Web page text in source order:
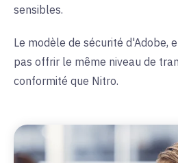
sensibles.
Le modèle de sécurité d'Adobe,
pas offrir le même niveau de
conformité que Nitro.